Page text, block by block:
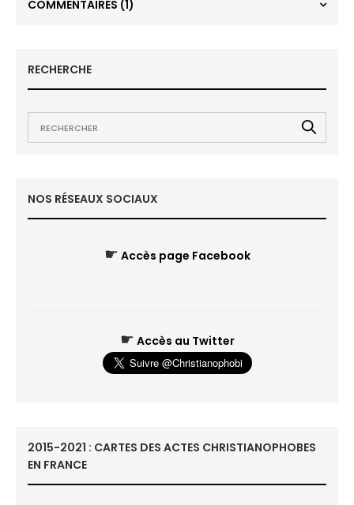
COMMENTAIRES (1)
RECHERCHE
NOS RÉSEAUX SOCIAUX
☛ Accès page Facebook
☛ Accès au Twitter
2015-2021 : CARTES DES ACTES CHRISTIANOPHOBES
EN FRANCE